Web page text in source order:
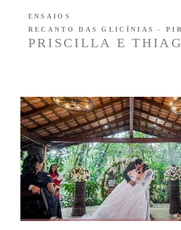
PRISCILLA E
ENSAIOS
RECANTO DAS GLICÍNIAS -